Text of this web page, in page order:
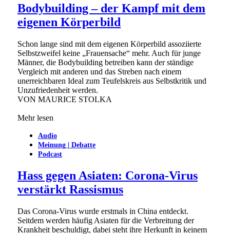
Bodybuilding – der Kampf mit dem
eigenen Körperbild
Schon lange sind mit dem eigenen Körperbild assoziierte
Selbstzweifel keine „Frauensache“ mehr. Auch für junge
Männer, die Bodybuilding betreiben kann der ständige
Vergleich mit anderen und das Streben nach einem
unerreichbaren Ideal zum Teufelskreis aus Selbstkritik und
Unzufriedenheit werden.
VON MAURICE STOLKA
Mehr lesen
Audio
Meinung | Debatte
Podcast
Hass gegen Asiaten: Corona-Virus
verstärkt Rassismus
Das Corona-Virus wurde erstmals in China entdeckt.
Seitdem werden häufig Asiaten für die Verbreitung der
Krankheit beschuldigt, dabei steht ihre Herkunft in keinem